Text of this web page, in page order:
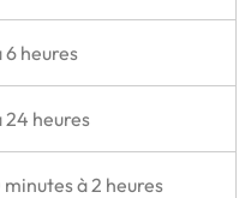
6 heures
24 heures
à 2 heures